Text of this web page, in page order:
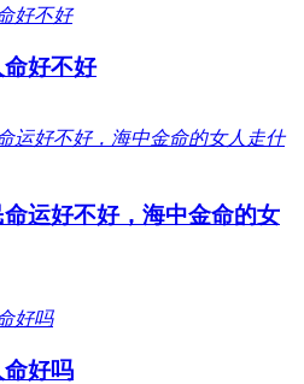
好不好
运好不好，海中金命的女
命好吗